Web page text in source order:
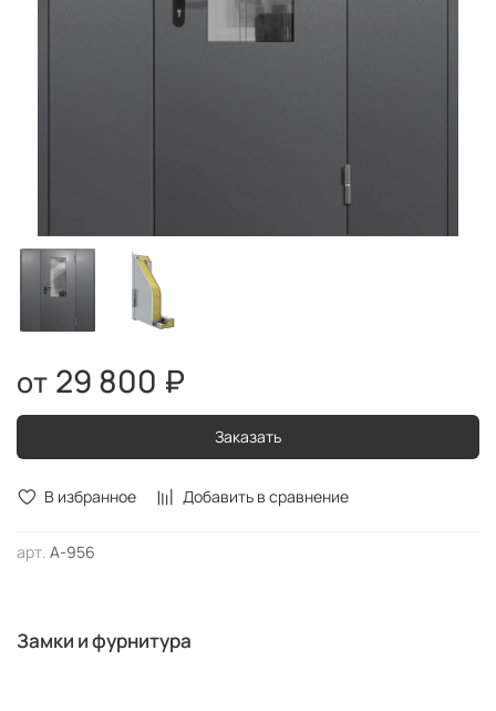
В избранное Добавить в сравнение
арт. А-956
29 800 ₽
Заказать
Замки и фурнитура